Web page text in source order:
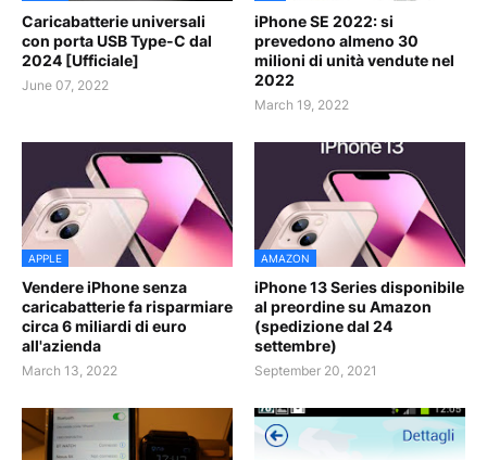
Caricabatterie universali
con porta USB Type-C dal
2024 [Ufficiale]
June 07, 2022
iPhone SE 2022: si
prevedono almeno 30
milioni di unità vendute nel
2022
March 19, 2022
APPLE
Vendere iPhone senza
caricabatterie fa risparmiare
circa 6 miliardi di euro
all'azienda
March 13, 2022
AMAZON
iPhone 13 Series disponibile
al preordine su Amazon
(spedizione dal 24
settembre)
September 20, 2021